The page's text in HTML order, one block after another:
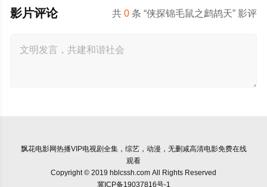
共0 条 “侠探锦毛鼠之鹧鸪天” 影评
影片评论
飘花电影网热播VIP电视剧全集，综艺，动漫，无删减高清电影免费在线
观看
Copyright © 2019 hblcssh.com All Rights Reserved
冀ICP备19037816号-1